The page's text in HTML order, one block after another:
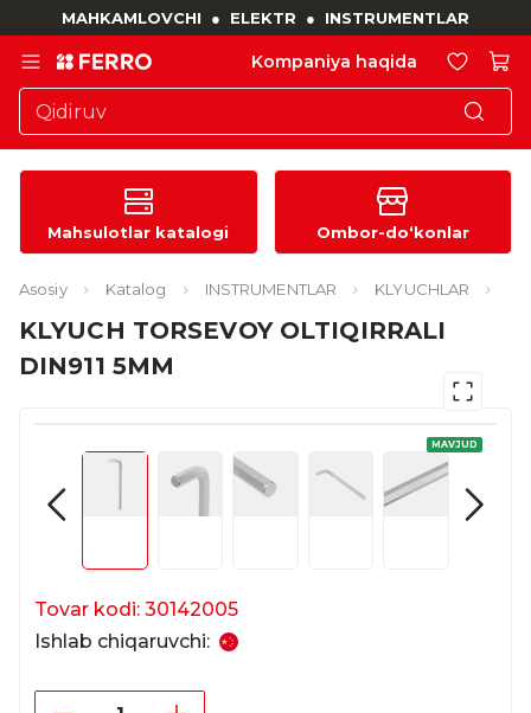
MAHKAMLOVCHI ● ELEKTR ● INSTRUMENTLAR
Kompaniya haqida
Mahsulotlar katalogi Ombor-do‘konlar
Asosiy Katalog INSTRUMENTLAR KLYUCHLAR
KLYUCH TORSEVOY OLTIQIRRALI
DIN911 5MM
MAVJUD
Tovar kodi: 30142005
Ishlab chiqaruvchi: